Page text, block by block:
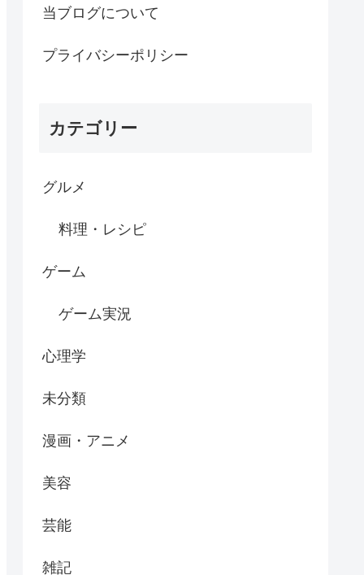
当ブログについて
プライバシーポリシー
カテゴリー
グルメ
料理・レシピ
ゲーム
ゲーム実況
心理学
未分類
漫画・アニメ
美容
芸能
雑記